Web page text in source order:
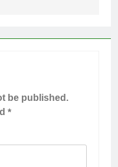
be published.
*